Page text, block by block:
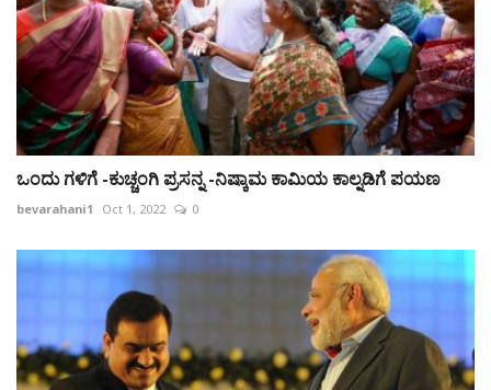
ಒಂದು ಗಳಿಗೆ -ಕುಚ್ಚಂಗಿ ಪ್ರಸನ್ನ -ನಿಷ್ಕಾಮ ಕಾಮಿಯ ಕಾಲ್ನಡಿಗೆ ಪಯಣ
bevarahani1 Oct 1, 2022 0